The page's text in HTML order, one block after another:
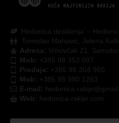
‘Hedonica destilerija’ –
Tomislav Mahović, Jelena
Adresa: Vrhovčak 21,
Mob: +385 98 353 097
Prodaja: +385 98 304 960
Mob: +385 98 980 1263
E-mail:
Web: hedonica-rakije.com